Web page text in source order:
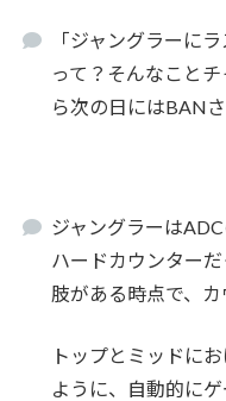
「ジャングラーに
って？そんなこと
ら次の日にはBAN
ジャングラーは
ハードカウンター
肢がある時点で、カ
トップとミッドに
ように、自動的に